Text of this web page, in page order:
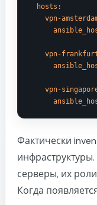
hosts:
vpn-
vpn-
vpn-
Фактически
серверы, их
Когда